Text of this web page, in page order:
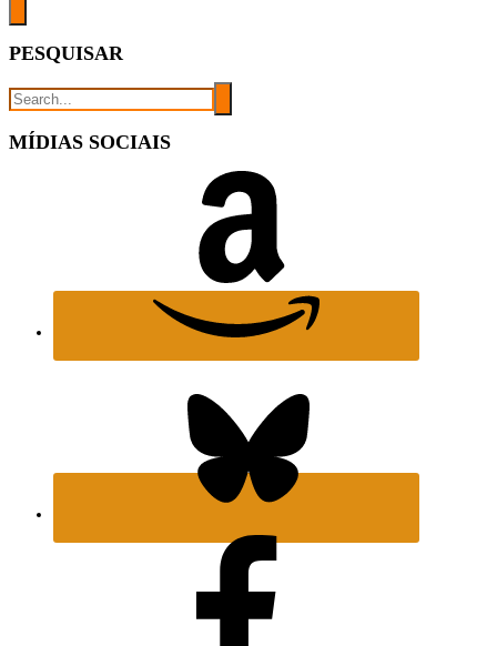
PESQUISAR
MÍDIAS SOCIAIS